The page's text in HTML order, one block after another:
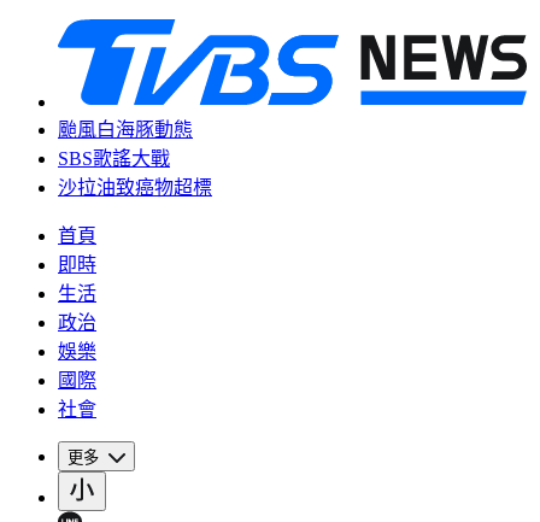
颱風白海豚動態
SBS歌謠大戰
沙拉油致癌物超標
首頁
即時
生活
政治
娛樂
國際
社會
更多